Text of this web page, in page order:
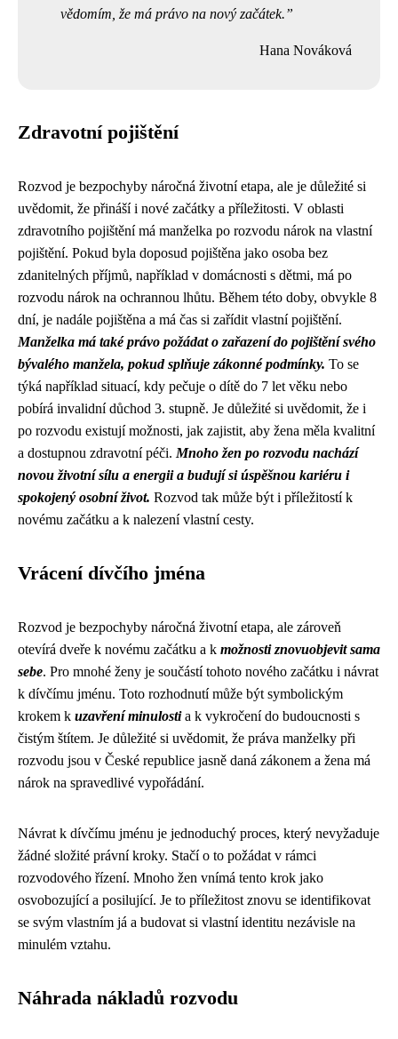
vědomím, že má právo na nový začátek.
Hana Nováková
Zdravotní pojištění
Rozvod je bezpochyby náročná životní etapa, ale je důležité si
uvědomit, že přináší i nové začátky a příležitosti. V oblasti
zdravotního pojištění má manželka po rozvodu nárok na vlastní
pojištění. Pokud byla doposud pojištěna jako osoba bez
zdanitelných příjmů, například v domácnosti s dětmi, má po
rozvodu nárok na ochrannou lhůtu. Během této doby, obvykle 8
dní, je nadále pojištěna a má čas si zařídit vlastní pojištění.
Manželka má také právo požádat o zařazení do pojištění svého
bývalého manžela, pokud splňuje zákonné podmínky. To se
týká například situací, kdy pečuje o dítě do 7 let věku nebo
pobírá invalidní důchod 3. stupně. Je důležité si uvědomit, že i
po rozvodu existují možnosti, jak zajistit, aby žena měla kvalitní
a dostupnou zdravotní péči. Mnoho žen po rozvodu nachází
novou životní sílu a energii a budují si úspěšnou kariéru i
spokojený osobní život. Rozvod tak může být i příležitostí k
novému začátku a k nalezení vlastní cesty.
Vrácení dívčího jména
Rozvod je bezpochyby náročná životní etapa, ale zároveň
otevírá dveře k novému začátku a k možnosti znovuobjevit sama
sebe. Pro mnohé ženy je součástí tohoto nového začátku i návrat
k dívčímu jménu. Toto rozhodnutí může být symbolickým
krokem k uzavření minulostia k vykročení do budoucnosti s
čistým štítem. Je důležité si uvědomit, že práva manželky při
rozvodu jsou v České republice jasně daná zákonem a žena má
nárok na spravedlivé vypořádání.
Návrat k dívčímu jménu je jednoduchý proces, který nevyžaduje
žádné složité právní kroky. Stačí o to požádat v rámci
rozvodového řízení. Mnoho žen vnímá tento krok jako
osvobozující a posilující. Je to příležitost znovu se identifikovat
se svým vlastním já a budovat si vlastní identitu nezávisle na
minulém vztahu.
Náhrada nákladů rozvodu